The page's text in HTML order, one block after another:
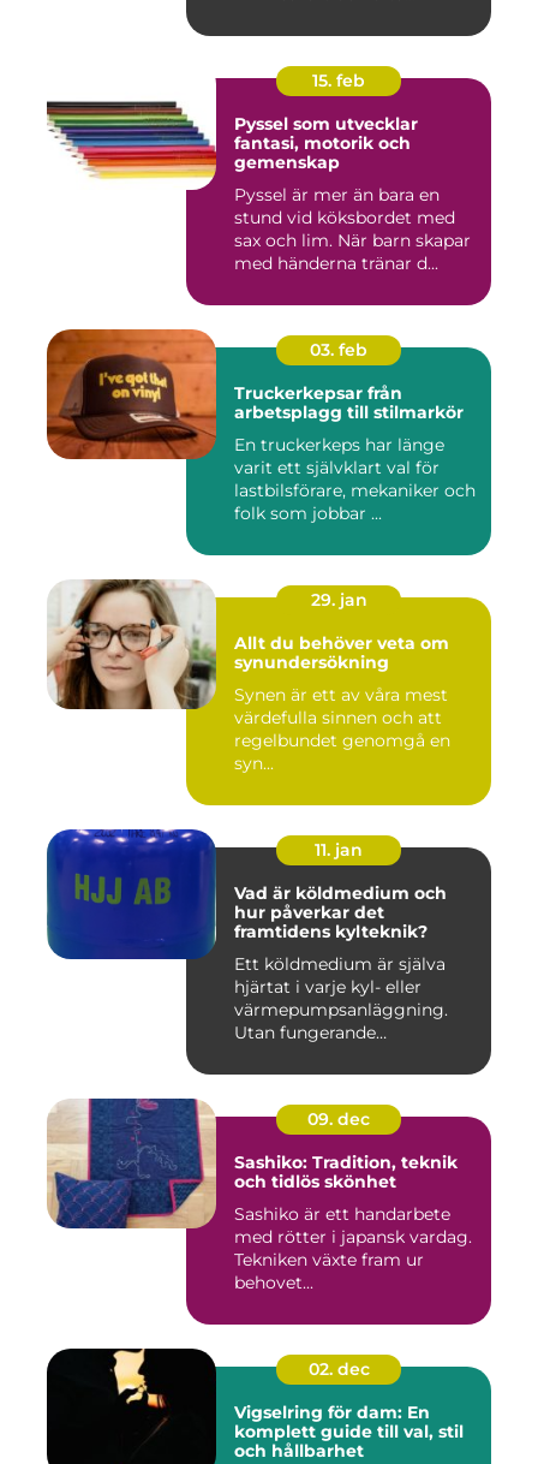
15. feb
Pyssel som utvecklar
fantasi, motorik och
gemenskap
Pyssel är mer än bara en
stund vid köksbordet med
sax och lim. När barn skapar
med händerna tränar d...
03. feb
Truckerkepsar från
arbetsplagg till stilmarkör
En truckerkeps har länge
varit ett självklart val för
lastbilsförare, mekaniker och
folk som jobbar ...
29. jan
Allt du behöver veta om
synundersökning
Synen är ett av våra mest
värdefulla sinnen och att
regelbundet genomgå en
syn...
11. jan
Vad är köldmedium och
hur påverkar det
framtidens kylteknik?
Ett köldmedium är själva
hjärtat i varje kyl- eller
värmepumpsanläggning.
Utan fungerande
09. dec
Sashiko: Tradition, teknik
och tidlös skönhet
Sashiko är ett handarbete
med rötter i japansk vardag.
Tekniken växte fram ur
behovet...
02. dec
Vigselring för dam: En
komplett guide till val, stil
och hållbarhet